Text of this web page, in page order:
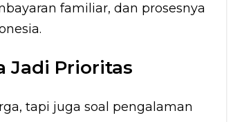
familiar, dan prosesnya
Jadi Prioritas
tapi juga soal pengalaman